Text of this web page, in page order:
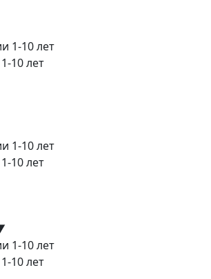
1-10 лет
1-10 лет
1-10 лет
1-10 лет
1-10 лет
1-10 лет